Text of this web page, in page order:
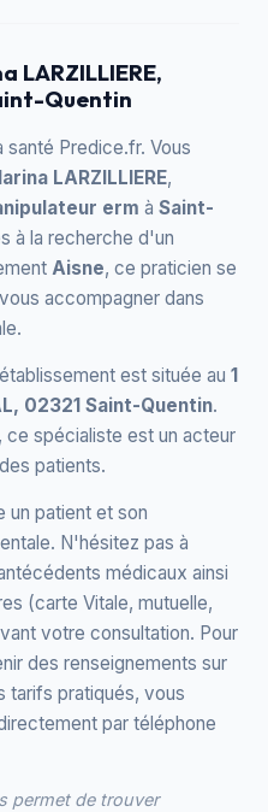
LARZILLIERE,
Quentin
santé Predice.fr. Vous
LARZILLIERE,
erm à Saint-
à la recherche d'un
Aisne, ce praticien se
accompagner dans
est située au 1
02321 Saint-Quentin.
ce spécialiste est un acteur
patients.
un patient et son
N'hésitez pas à
médicaux ainsi
(carte Vitale, mutuelle,
votre consultation. Pour
des renseignements sur
tarifs pratiqués, vous
par téléphone
permet de trouver